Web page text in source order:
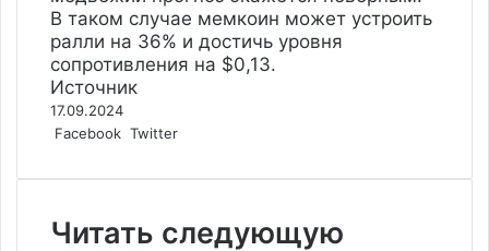
В таком случае мемкоин может устроить
ралли на 36% и достичь уровня
сопротивления на $0,13.
Источник
17.09.2024
Facebook Twitter
Читать следующую